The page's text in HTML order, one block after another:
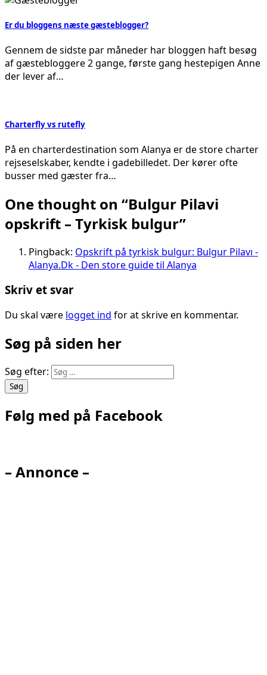
Er du bloggens næste gæsteblogger?
Gennem de sidste par måneder har bloggen haft besøg
af gæstebloggere 2 gange, første gang hestepigen Anne
der lever af…
Charterfly vs rutefly
På en charterdestination som Alanya er de store charter
rejseselskaber, kendte i gadebilledet. Der kører ofte
busser med gæster fra…
One thought on “Bulgur Pilavi
opskrift – Tyrkisk bulgur”
Pingback: Opskrift på tyrkisk bulgur: Bulgur Pilavı -
Alanya.Dk - Den store guide til Alanya
Skriv et svar
Du skal være logget ind for at skrive en kommentar.
Søg på siden her
Søg efter:
Følg med på Facebook
– Annonce –